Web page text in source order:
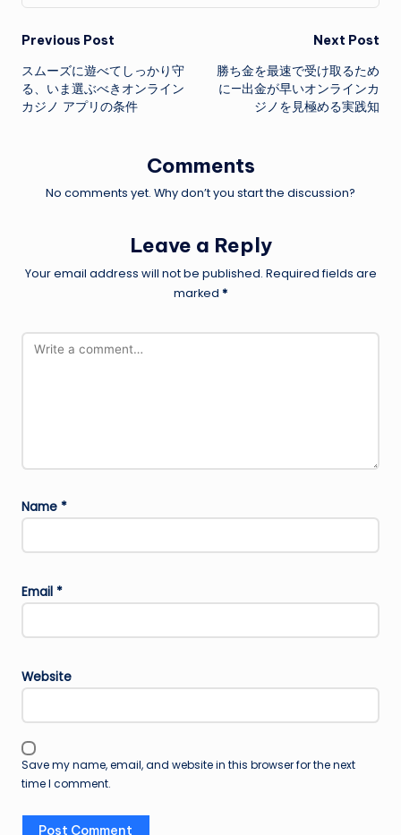
Post
navigation
Previous Post
スムーズに遊べてしっかり守
る、いま選ぶべきオンライン
カジノ アプリの条件
Next Post
勝ち金を最速で受け取るため
に—出金が早いオンラインカ
ジノを見極める実践知
Comments
No comments yet. Why don’t you start the discussion?
Leave a Reply
Your email address will not be published. Required fields are
marked *
Name *
Email *
Website
Save my name, email, and website in this browser for the next
time I comment.